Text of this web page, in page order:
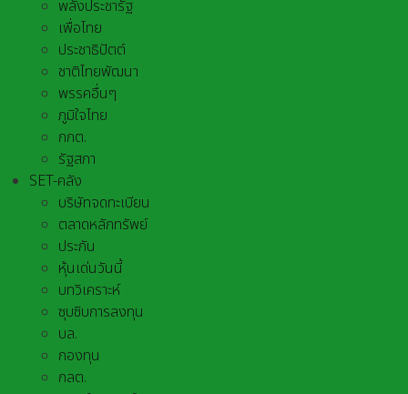
พลังประชารัฐ
เพื่อไทย
ประชาธิปัตต์
ชาติไทยพัฒนา
พรรคอื่นๆ
ภูมิใจไทย
กกต.
รัฐสภา
SET-คลัง
บริษัทจดทะเบียน
ตลาดหลักทรัพย์
ประกัน
หุ้นเด่นวันนี้
บทวิเคราะห์
ซุบซิบการลงทุน
บล.
กองทุน
กลต.